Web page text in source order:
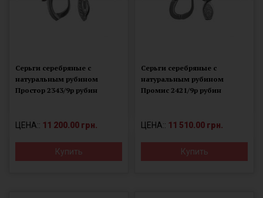
Серьги серебряные с
натуральным рубином
Простор 2343/9р рубин
ЦЕНА:: 11 200.00 грн.
Купить
Серьги серебряные с
натуральным рубином
Промис 2421/9р рубин
ЦЕНА:: 11 510.00 грн.
Купить